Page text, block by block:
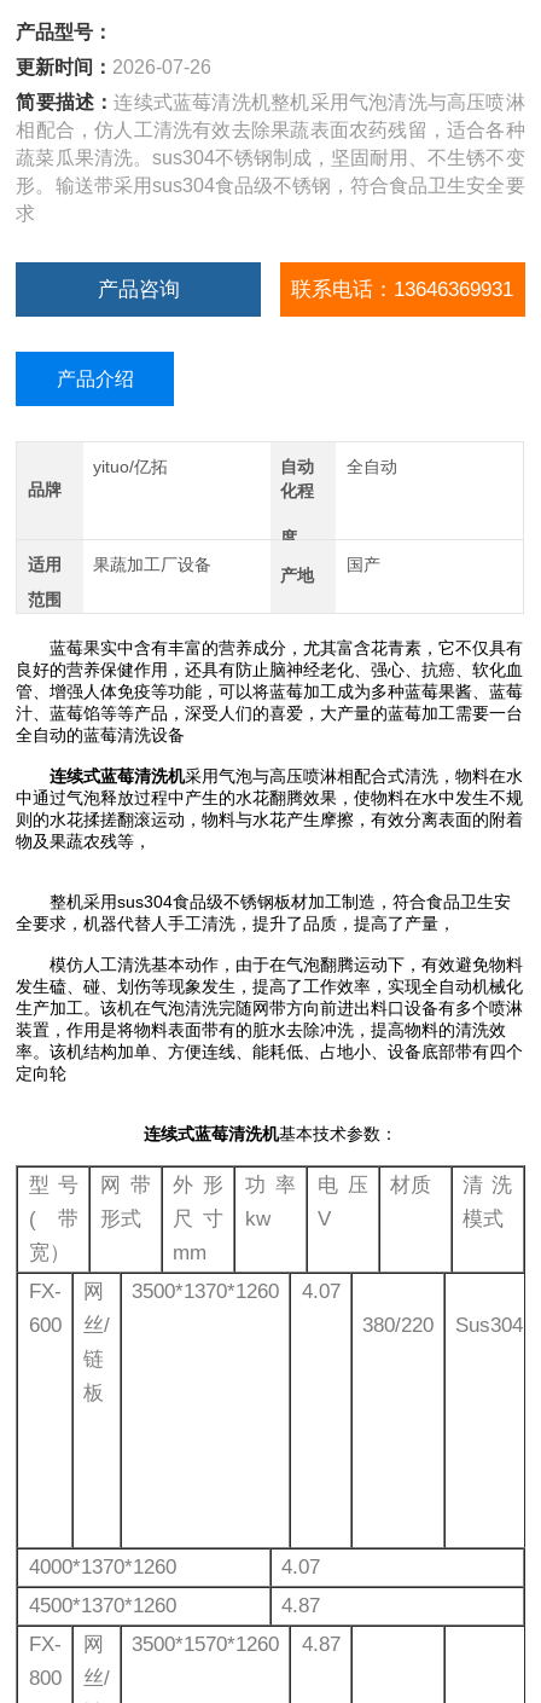
产品型号：
更新时间： 2026-07-26
简要描述：连续式蓝莓清洗机整机采用气泡清洗与高压喷淋
相配合，仿人工清洗有效去除果蔬表面农药残留，适合各种
蔬菜瓜果清洗。sus304不锈钢制成，坚固耐用、不生锈不变
形。输送带采用sus304食品级不锈钢，符合食品卫生安全要
求
产品咨询 联系电话：13646369931
产品介绍
品牌
yituo/亿拓
自动
化程
度
全自动
适用
范围
果蔬加工厂设备
产地
国产
蓝莓果实中含有丰富的营养成分，尤其富含花青素，它不仅具有
良好的营养保健作用，还具有防止脑神经老化、强心、抗癌、软化血
管、增强人体免疫等功能，可以将蓝莓加工成为多种蓝莓果酱、蓝莓
汁、蓝莓馅等等产品，深受人们的喜爱，大产量的蓝莓加工需要一台
全自动的蓝莓清洗设备
连续式蓝莓清洗机采用气泡与高压喷淋相配合式清洗，物料在水
中通过气泡释放过程中产生的水花翻腾效果，使物料在水中发生不规
则的水花揉搓翻滚运动，物料与水花产生摩擦，有效分离表面的附着
物及果蔬农残等，
整机采用sus304食品级不锈钢板材加工制造，符合食品卫生安
全要求，机器代替人手工清洗，提升了品质，提高了产量，
模仿人工清洗基本动作，由于在气泡翻腾运动下，有效避免物料
发生磕、碰、划伤等现象发生，提高了工作效率，实现全自动机械化
生产加工。该机在气泡清洗完随网带方向前进出料口设备有多个喷淋
装置，作用是将物料表面带有的脏水去除冲洗，提高物料的清洗效
率。该机结构加单、方便连线、能耗低、占地小、设备底部带有四个
定向轮
连续式蓝莓清洗机基本技术参数：
型号
(带
宽）
网带
形式
外形
尺寸
mm
功率
kw
电压
V
材质
清洗
模式
FX-
600
网
丝/
链
板
3500*1370*1260
4.07
380/220
Sus304
4000*1370*1260
4.07
4500*1370*1260
4.87
FX-
800
网
丝/
3500*1570*1260 4.87